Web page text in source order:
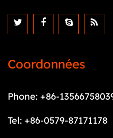
Coordonnées
Phone: +86-
Tel: +86-0579-87171178